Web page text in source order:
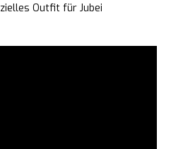
Outfit für Jubei